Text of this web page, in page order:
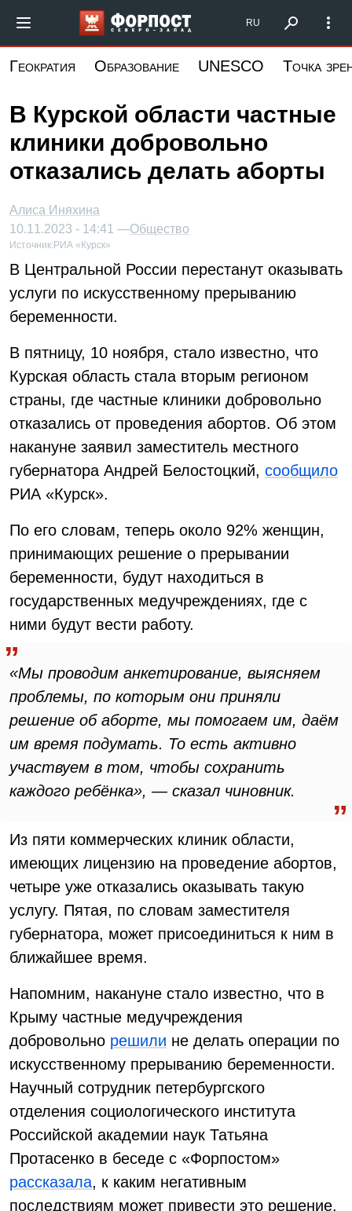
основному
Форпост Северо-Запад
RU
Геократия Образование UNESCO Точка
В Курской области частные
клиники добровольно
отказались делать аборты
Алиса Иняхина
10.11.2023 - 14:41 —Общество
Источник: РИА «Курск»
В Центральной России перестанут оказывать
услуги по искусственному прерыванию
беременности.
В пятницу, 10 ноября, стало известно, что
Курская область стала вторым регионом
страны, где частные клиники добровольно
отказались от проведения абортов. Об этом
накануне заявил заместитель местного
губернатора Андрей Белостоцкий, сообщило
РИА «Курск».
По его словам, теперь около 92% женщин,
принимающих решение о прерывании
беременности, будут находиться в
государственных медучреждениях, где с
ними будут вести работу.
«Мы проводим анкетирование, выясняем
проблемы, по которым они приняли
решение об аборте, мы помогаем им, даём
им время подумать. То есть активно
участвуем в том, чтобы сохранить
каждого ребёнка», — сказал чиновник.
Из пяти коммерческих клиник области,
имеющих лицензию на проведение абортов,
четыре уже отказались оказывать такую
услугу. Пятая, по словам заместителя
губернатора, может присоединиться к ним в
ближайшее время.
Напомним, накануне стало известно, что в
Крыму частные медучреждения
добровольно решили не делать операции по
искусственному прерыванию беременности.
Научный сотрудник петербургского
отделения социологического института
Российской академии наук Татьяна
Протасенко в беседе с «Форпостом»
рассказала, к каким негативным
последствиям может привести это решение.